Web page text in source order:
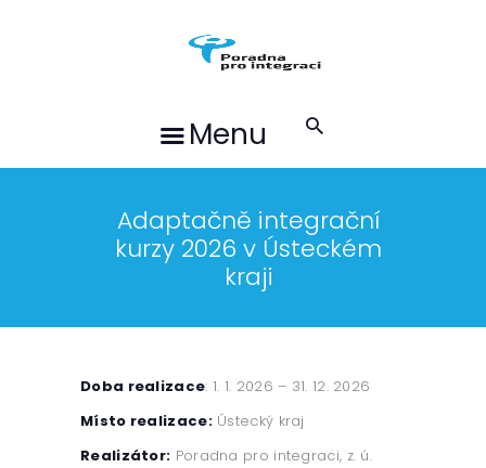
Menu
Adaptačně integrační
kurzy 2026 v Ústeckém
kraji
AKTUALITY
KE STAŽENÍ
PŘÍBĚHY KLIENTŮ
KONTAKTY
ČEŠTINA
Doba realizace: 1. 1. 2026 – 31. 12. 2026
Místo realizace:Ústecký kraj
Realizátor: Poradna pro integraci, z. ú.